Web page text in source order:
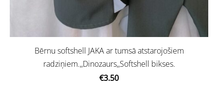
Bērnu softshell JAKA ar tumsā atstarojošiem
radziņiem.,,Dinozaurs,,Softshell bikses.
€3.50